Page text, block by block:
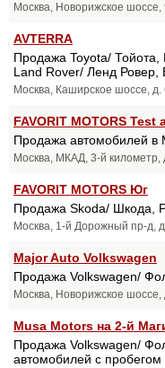
Москва, Новорижское
AVTERRA
Продажа Toyota/
Land Rover/ Ленд
Москва, Каширское шоссе, д.
FAVORIT MOTORS Test
Продажа автомобилей в
Москва, МКАД, 3-й километр,
FAVORIT MOTORS Юг
Продажа Skoda/ Шкода,
Москва, 1-й Дорожный пр-д,
Major Auto Volkswagen
Продажа Volkswagen/
Москва, Новорижское
Musa Motors на 2-й
Продажа Volkswagen/
автомобилей с пробегом